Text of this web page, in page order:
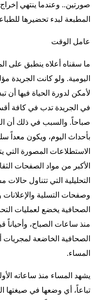
صورتين.. وعندما ينتهي
المطبعة لبدء تحضيرها
عامل الوقت
ما سقناه أعلاه ينطبق على
اليومية. ولو كانت الجريدة
لأمكن لدورة الحياة فيها أن
في الجريدة تدب في كافة
صباحاً. والسبب في ذلك أن
بأحداث اليوم، ويكون معداً
الاستطلاعات المصورة التي
الأكبر من مواد الصفحات
التحليلية التي تتناول
وصفحات التسلية والإعلانات
الصحافية يخضع لعمليات
منذ ساعات الصباح، وأحياناً
الصحافية الخاضعة
المساء.
يشهد المساء منذ ساعاته
تباعاً، أي وضعها في صيغتها